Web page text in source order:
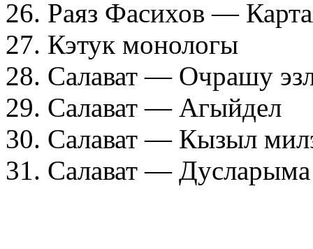
26. Раяз Фасихов —
27. Кэтук монологы
28. Салават — Очрашу
29. Салават — Агыйдел
30. Салават — Кызыл
31. Салават — Дусларыма